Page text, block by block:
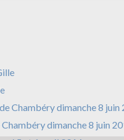
dimanche 8 juin